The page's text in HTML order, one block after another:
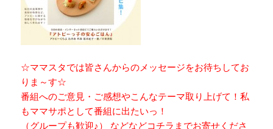
☆ママスタでは皆さんからのメッセージをお待ちしてお
りま～す☆
番組へのご意見・ご感想やこんなテーマ取り上げて！私
もママサポとして番組に出たいっ！
（グループも歓迎♪） などなどコチラまでお寄せくださ